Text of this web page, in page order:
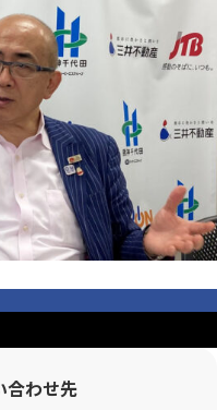
合わせ先